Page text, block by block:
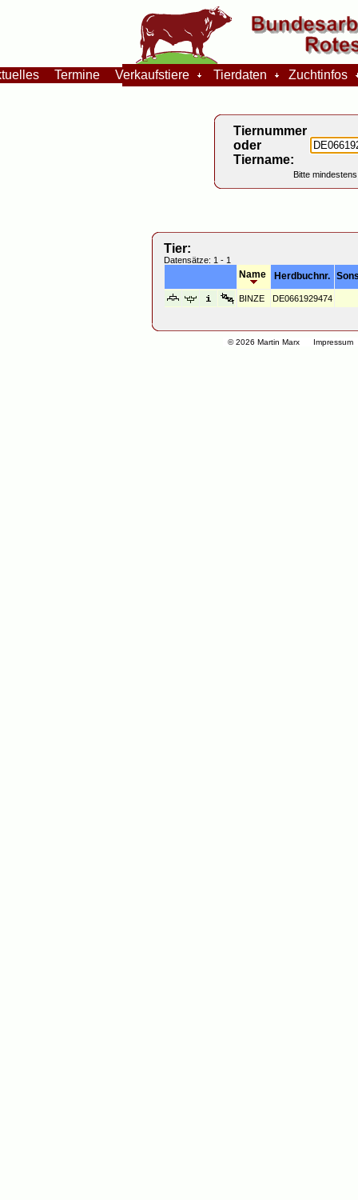
© 2026 Martin Marx Impressum
Termine Verkaufstiere Tierdaten Zuchtinfos
Tiernummer
oder
Tiername:
Bitte
Tier:
Datensätze: 1 - 1
Name Herdbuchnr.
BINZE DE0661929474